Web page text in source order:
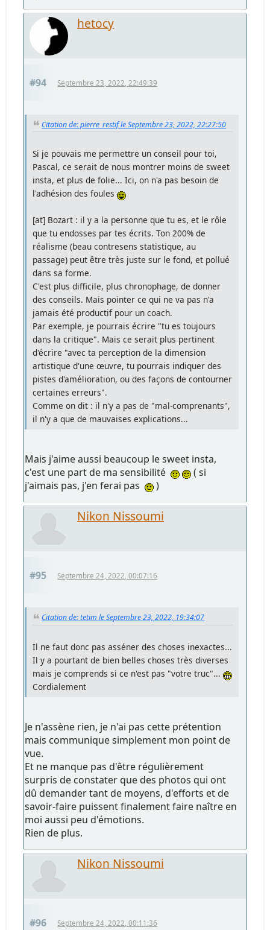
hetocy
#94 Septembre 23, 2022, 22:49:39
Citation de: pierre_restif le Septembre 23, 2022, 22:27:50
Si je pouvais me permettre un conseil pour toi,
Pascal, ce serait de nous montrer moins de sweet
insta, et plus de folie... Ici, on n'a pas besoin de
l'adhésion des foules
[at] Bozart : il y a la personne que tu es, et le rôle
que tu endosses par tes écrits. Ton 200% de
réalisme (beau contresens statistique, au
passage) peut être très juste sur le fond, et pollué
dans sa forme.
C'est plus difficile, plus chronophage, de donner
des conseils. Mais pointer ce qui ne va pas n'a
jamais été productif pour un coach.
Par exemple, je pourrais écrire "tu es toujours
dans la critique". Mais ce serait plus pertinent
d'écrire "avec ta perception de la dimension
artistique d'une œuvre, tu pourrais indiquer des
pistes d'amélioration, ou des façons de contourner
certaines erreurs".
Comme on dit : il n'y a pas de "mal-comprenants",
il n'y a que de mauvaises explications...
Mais j'aime aussi beaucoup le sweet insta,
c'est une part de ma sensibilité
( si
j'aimais pas, j'en ferai pas
)
Nikon Nissoumi
#95 Septembre 24, 2022, 00:07:16
Citation de: tetim le Septembre 23, 2022, 19:34:07
Il ne faut donc pas asséner des choses inexactes...
Il y a pourtant de bien belles choses très diverses
mais je comprends si ce n'est pas "votre truc"...
Cordialement
Je n'assène rien, je n'ai pas cette prétention
mais communique simplement mon point de
vue.
Et ne manque pas d'être régulièrement
surpris de constater que des photos qui ont
dû demander tant de moyens, d'efforts et de
savoir-faire puissent finalement faire naître en
moi aussi peu d'émotions.
Rien de plus.
Nikon Nissoumi
#96 Septembre 24, 2022, 00:11:36